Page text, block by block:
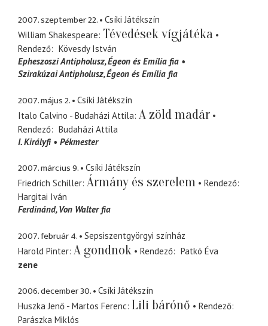
2007. szeptember 22.
Csíki Játékszín
William Shakespeare Tévedések vígjátéka
Rendező
Kövesdy István
Epheszoszi Antipholusz Égeon és Emília fia
Szirakúzai Antipholusz Égeon és Emília fia
2007. május 2.
Csíki Játékszín
Italo Calvino - Budaházi Attila A zöld madár
Rendező
Budaházi Attila
I. Királyfi
Pékmester
2007. március 9.
Csíki Játékszín
Friedrich Schiller Ármány és szerelem
Rendező
Hargitai Iván
Ferdinánd Von Walter fia
2007. február 4.
Sepsiszentgyörgyi színház
Harold Pinter A gondnok Rendező
Patkó Éva
zene
2006. december 30.
Csíki Játékszín
Huszka Jenő - Martos Ferenc Lili bárónő
Rendező
Parászka Miklós